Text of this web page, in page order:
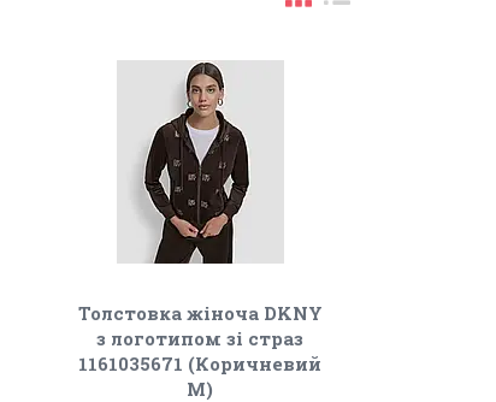
Толстовка жіноча DKNY
з логотипом зі страз
1161035671 (Коричневий
M)